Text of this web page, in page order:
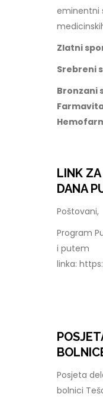
eminentni
Zlatni
Srebreni
Bronzani
LINK
DANA
Poštovani,
Program
i putem
linka:
Posjeta
bolnici